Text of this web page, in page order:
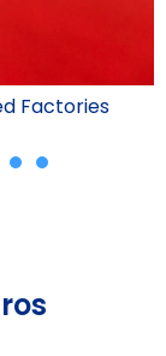
Factories